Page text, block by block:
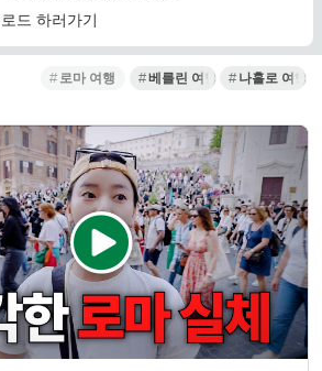
드 하러가기
로마 여행 베를린 여행 나홀로 여행